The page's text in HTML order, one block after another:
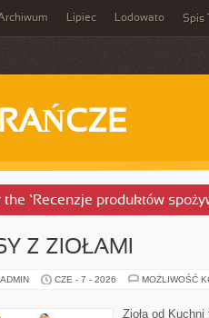
Lipiec Lodowato Spis
‘Recenzje produktów
Z ZIOŁAMI
CZE - 7 - 2026 MOŻLIWOŚĆ
Zioła od